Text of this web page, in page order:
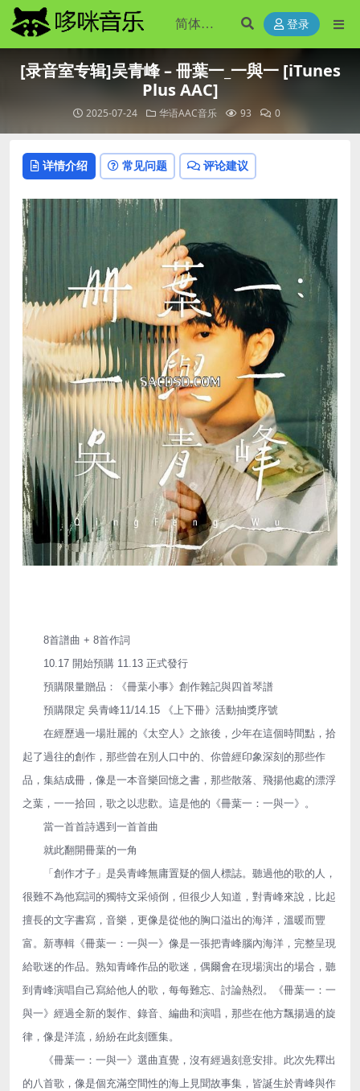
登录
[录音室专辑]吴青峰 – 冊葉一_一與一 [iTunes
Plus AAC]
2025-07-24 华语AAC音乐 93 0
详情介绍 常见问题 评论建议
8首譜曲 + 8首作詞
10.17 開始預購 11.13 正式發行
預購限量贈品：《冊葉小事》創作雜記與四首琴譜
預購限定 吳青峰11/14.15 《上下冊》活動抽獎序號
在經歷過一場壯麗的《太空人》之旅後，少年在這個時間點，拾
起了過往的創作，那些曾在別人口中的、你曾經印象深刻的那些作
品，集結成冊，像是一本音樂回憶之書，那些散落、飛揚他處的漂浮
之葉，一一拾回，歌之以悲歡。這是他的《冊葉一：一與一》。
當一首首詩遇到一首首曲
就此翻開冊葉的一角
「創作才子」是吳青峰無庸置疑的個人標誌。聽過他的歌的人，
很難不為他寫詞的獨特文采傾倒，但很少人知道，對青峰來說，比起
擅長的文字書寫，音樂，更像是從他的胸口溢出的海洋，溫暖而豐
富。新專輯《冊葉一：一與一》像是一張把青峰腦內海洋，完整呈現
給歌迷的作品。熟知青峰作品的歌迷，偶爾會在現場演出的場合，聽
到青峰演唱自己寫給他人的歌，每每難忘、討論熱烈。《冊葉一：一
與一》經過全新的製作、錄音、編曲和演唱，那些在他方飄揚過的旋
律，像是洋流，紛紛在此刻匯集。
《冊葉一：一與一》選曲直覺，沒有經過刻意安排。此次先釋出
的八首歌，像是個充滿空間性的海上見聞故事集，皆誕生於青峰與作